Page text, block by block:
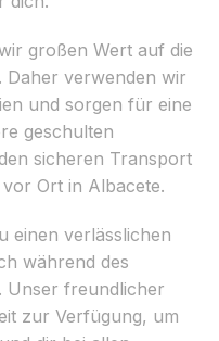
großen Wert auf die
Daher verwenden wir
und sorgen für eine
geschulten
sicheren Transport
Ort in Albacete.
einen verlässlichen
während des
Unser freundlicher
zur Verfügung, um